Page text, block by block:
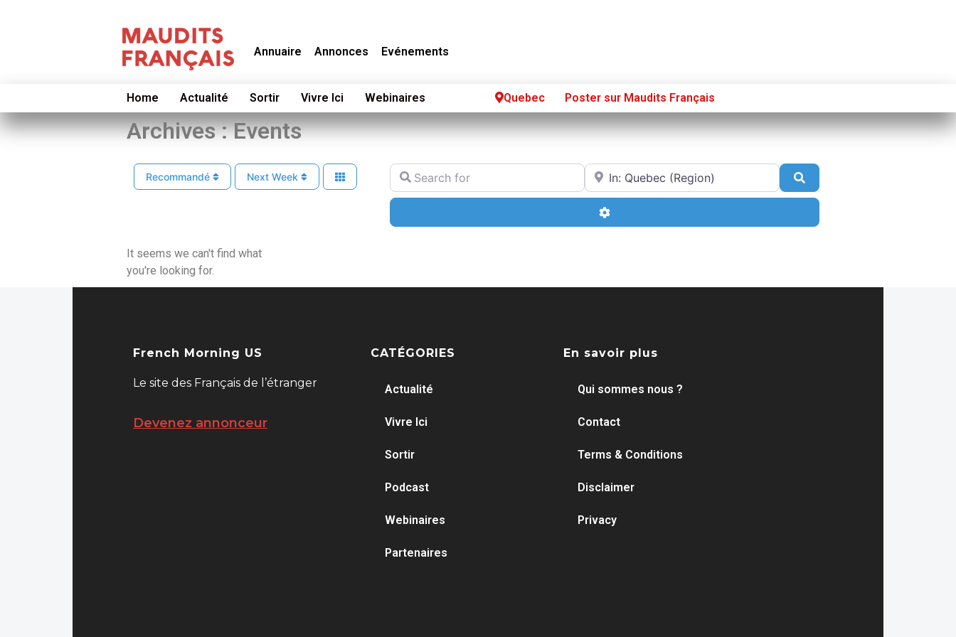
Annuaire Annonces Evénements
Home Actualité Sortir Vivre Ici Webinaires Quebec Poster sur Maudits Français
Poster sur French Morning
Archives : Events
Recommandé Next Week
Search for Near
Advanced Filters
It seems we can't find what
you're looking for.
French Morning US
Le site des Français de l’étranger
Devenez annonceur
CATÉGORIES
Actualité
Vivre Ici
Sortir
Podcast
Webinaires
Partenaires
En savoir plus
Qui sommes nous ?
Contact
Terms & Conditions
Disclaimer
Privacy